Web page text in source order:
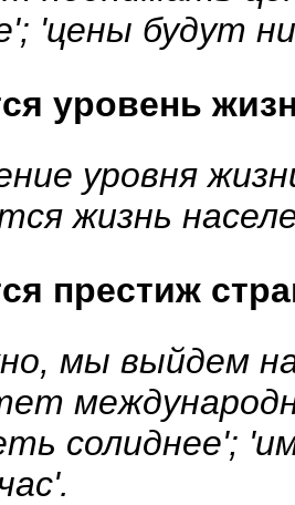
'цены будут
уровень
уровня
жизнь
престиж
мы выйдем
солиднее';